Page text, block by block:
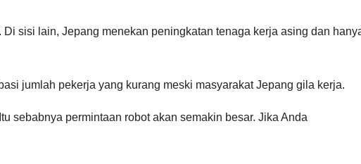
sisi lain, Jepang menekan peningkatan tenaga kerja asing dan
jumlah pekerja yang kurang meski masyarakat Jepang gila kerja.
sebabnya permintaan robot akan semakin besar. Jika Anda